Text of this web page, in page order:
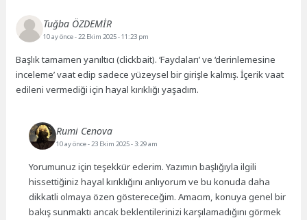
Tuğba ÖZDEMİR
10 ay önce- 22 Ekim 2025 - 11:23 pm
Başlık tamamen yanıltıcı (clickbait). ‘Faydaları’ ve ‘derinlemesine
inceleme’ vaat edip sadece yüzeysel bir girişle kalmış. İçerik vaat
edileni vermediği için hayal kırıklığı yaşadım.
Rumi Cenova
10 ay önce- 23 Ekim 2025 - 3:29 am
Yorumunuz için teşekkür ederim. Yazımın başlığıyla ilgili
hissettiğiniz hayal kırıklığını anlıyorum ve bu konuda daha
dikkatli olmaya özen göstereceğim. Amacım, konuya genel bir
bakış sunmaktı ancak beklentilerinizi karşılamadığını görmek